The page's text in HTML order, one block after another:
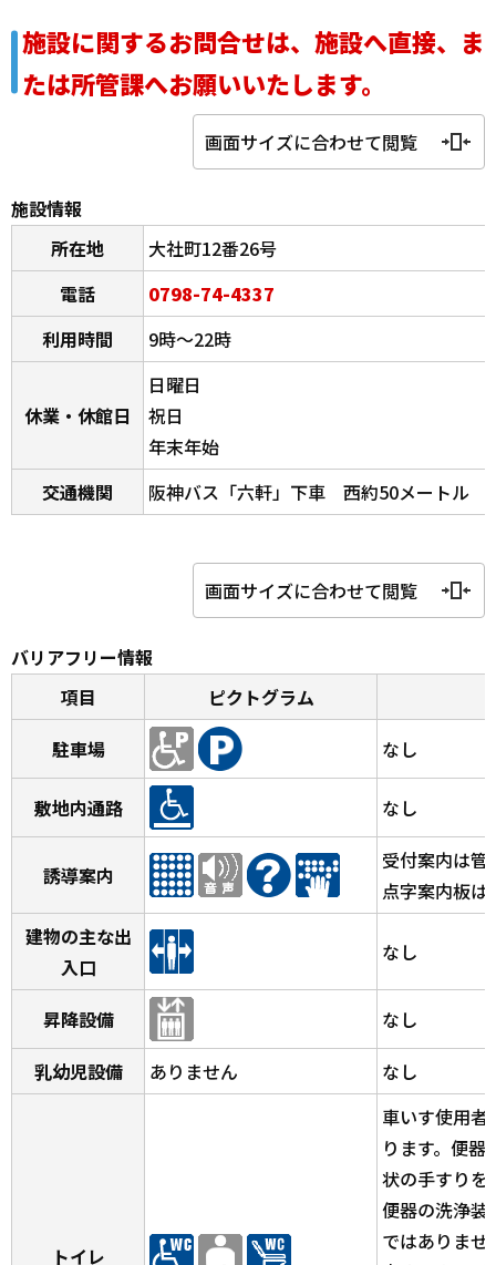
施設に関するお問合せは、施設へ直接、ま
たは所管課へお願いいたします。
画面サイズに合わせて閲覧
施設情報
所在地
大社町12番26号
電話
0798-74-4337
利用時間
9時～22時
休業・休館日
日曜日
祝日
年末年始
交通機関
阪神バス「六軒」下車 西約50メートル
画面サイズに合わせて閲覧
バリアフリー情報
項目
ピクトグラム
駐車場
なし
敷地内通路 なし
誘導案内
受付案内は管
点字案内板は
建物の主な出
入口
なし
昇降設備
なし
乳幼児設備
ありません なし
トイレ
車いす使用者
ります。便
状の手すりを
便器の洗浄装
ではありませ